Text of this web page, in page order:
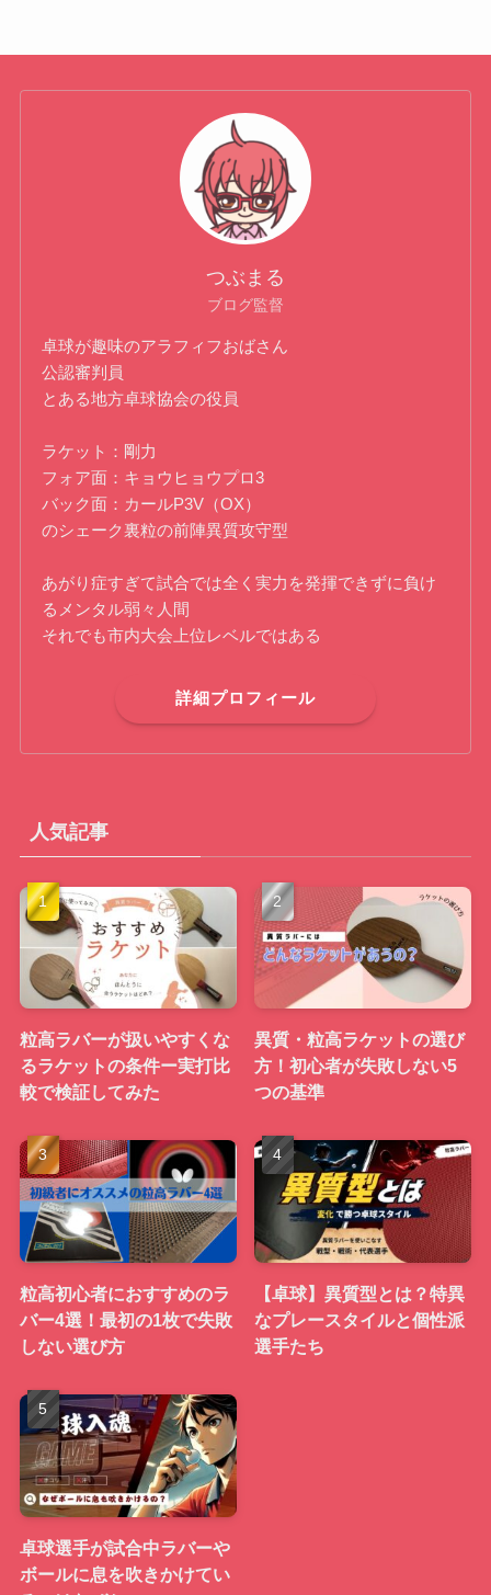
つぶまる
ブログ監督
卓球が趣味のアラフィフおばさん
公認審判員
とある地方卓球協会の役員
ラケット：剛力
フォア面：キョウヒョウプロ3
バック面：カールP3V（OX）
のシェーク裏粒の前陣異質攻守型
あがり症すぎて試合では全く実力を発揮できずに負け
るメンタル弱々人間
それでも市内大会上位レベルではある
詳細プロフィール
人気記事
粒高ラバーが扱いやすくな
るラケットの条件ー実打比
較で検証してみた
異質・粒高ラケットの選び
方！初心者が失敗しない5
つの基準
粒高初心者におすすめのラ
バー4選！最初の1枚で失敗
しない選び方
【卓球】異質型とは？特異
なプレースタイルと個性派
選手たち
卓球選手が試合中ラバーや
ボールに息を吹きかけてい